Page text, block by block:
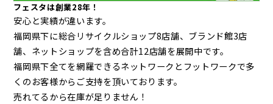
フェスタは創業28年！
安心と実績が違います。
福岡県下に総合リサイクルショップ8店舗、ブランド館3店
舗、ネットショップを含め合計12店舗を展開中です。
福岡県下全てを網羅できるネットワークとフットワークで多
くのお客様からご支持を頂いております。
売れてるから在庫が足りません！